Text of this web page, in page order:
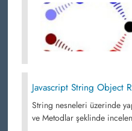
Javascript String Object
String nesneleri üzerinde
ve Metodlar şeklinde